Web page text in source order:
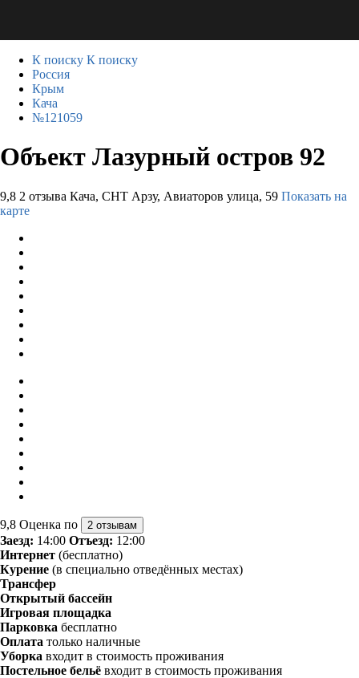
К поиску К поиску
Россия
Крым
Кача
№121059
Объект Лазурный остров 92
9,8 2 отзыва Кача, CНТ Арзу, Авиаторов улица, 59 Показать на
карте
9,8 Оценка по 2 отзывам
Заезд: 14:00 Отъезд: 12:00
Интернет (бесплатно)
Курение (в специально отведённых местах)
Трансфер
Открытый бассейн
Игровая площадка
Парковка бесплатно
Оплата только наличные
Уборка входит в стоимость проживания
Постельное бельё входит в стоимость проживания